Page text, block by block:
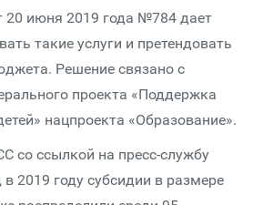
20 июня 2019 года №784 дает
такие услуги и претендовать
Решение связано с
проекта «Поддержка
нацпроекта «Образование».
со ссылкой на пресс-службу
2019 году субсидии в размере